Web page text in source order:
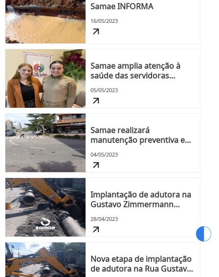
Samae INFORMA
16/05/2023
Samae amplia atenção à
saúde das servidoras
Rede Catarina
05/05/2023
Samae realizará
manutenção preventiva em
Rua XV de novembro neste
domingo, 7
04/05/2023
Implantação de adutora na
Gustavo Zimmermann
28/04/2023
Nova etapa de implantação
de adutora na Rua Gustavo